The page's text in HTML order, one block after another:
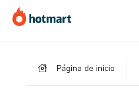
contenido
la
pie
Página de inicio